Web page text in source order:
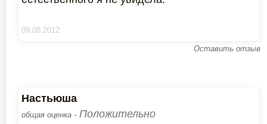
09.08.2012
Оставить отзыв
Настьюша
общая оценка - Положительно